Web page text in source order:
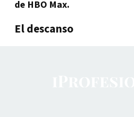
de HBO Max.
El descanso